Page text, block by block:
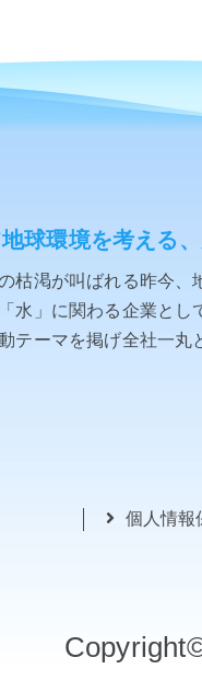
球環境を考える
枯渇が叫ばれる昨今
水」に関わる企業と
テーマを掲げ全社一
個人情報